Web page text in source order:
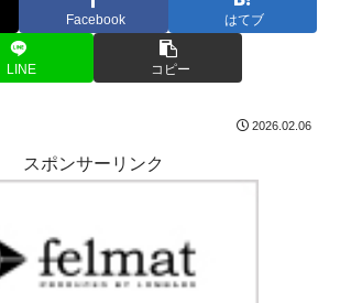
Facebook はてブ
LINE コピー
2026.02.06
スポンサーリンク